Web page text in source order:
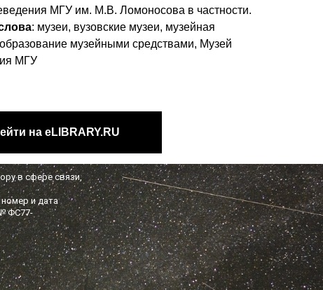
МГУ им. М.В. Ломоносова в частности.
: музеи, вузовские музеи, музейная
образование музейными средствами, Музей
МГУ
на eLIBRARY.RU
в сфере связи,
и дата
ФС77-